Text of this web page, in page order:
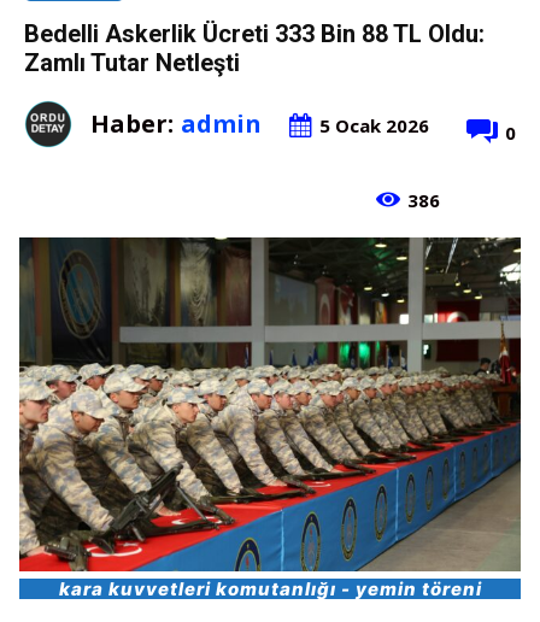
Bedelli Askerlik Ücreti 333 Bin 88 TL Oldu:
Zamlı Tutar Netleşti
Haber: admin 5 Ocak 2026 0
386
kara kuvvetleri komutanlığı - yemin töreni